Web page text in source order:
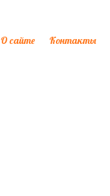
О сайте Контакты